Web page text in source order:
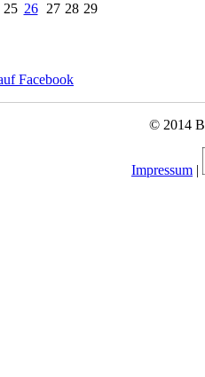
25 26 27 28 29
© 2014
Impressum |